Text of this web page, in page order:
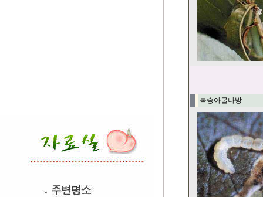
복숭아굴나방